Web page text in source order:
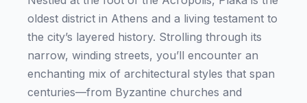
oldest district in Athens and a living testament to
the city’s layered history. Strolling through its
narrow, winding streets, you’ll encounter an
enchanting mix of architectural styles that span
centuries—from Byzantine churches and